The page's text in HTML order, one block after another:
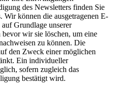
des Newsletters finden Sie
Wir können die ausgetragenen E-
Grundlage unserer
bevor wir sie löschen, um eine
zu können. Die
den Zweck einer möglichen
Ein individueller
sofern zugleich das
bestätigt wird.